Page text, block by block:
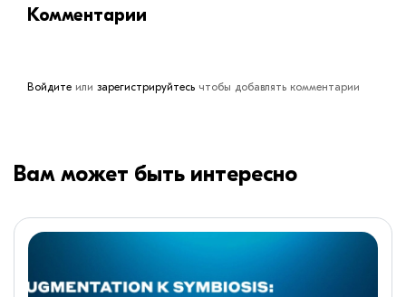
Комментарии
Войдите или зарегистрируйтесь чтобы добавлять комментарии
Вам может быть интересно